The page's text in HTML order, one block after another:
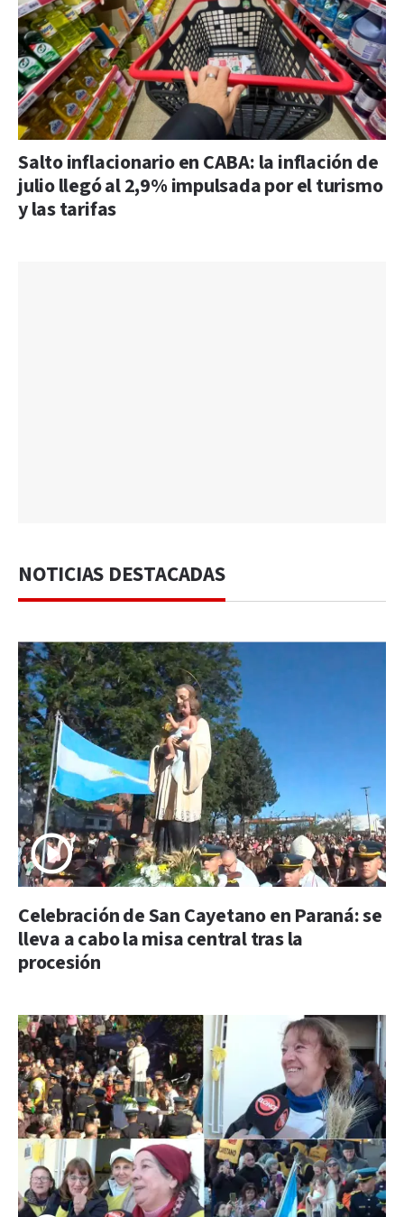
Salto inflacionario en CABA: la inflación de
julio llegó al 2,9% impulsada por el turismo
y las tarifas
NOTICIAS DESTACADAS
Celebración de San Cayetano en Paraná: se
lleva a cabo la misa central tras la
procesión